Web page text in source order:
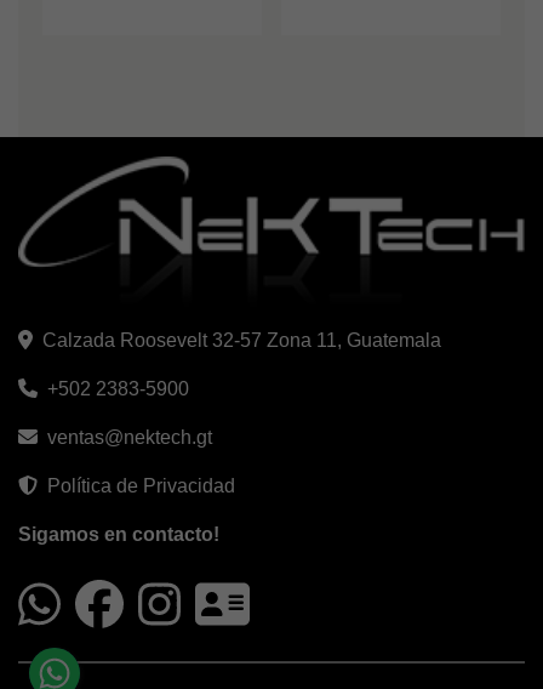
Calzada Roosevelt 32-57 Zona 11, Guatemala
+502 2383-5900
ventas@nektech.gt
Política de Privacidad
Sigamos en contacto!